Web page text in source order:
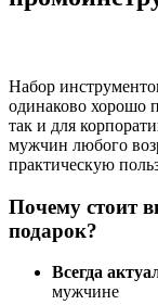
Набор
одинаково хорошо
так и для
мужчин любого
практическую
Почему стоит
подарок?
Всегда
мужчине